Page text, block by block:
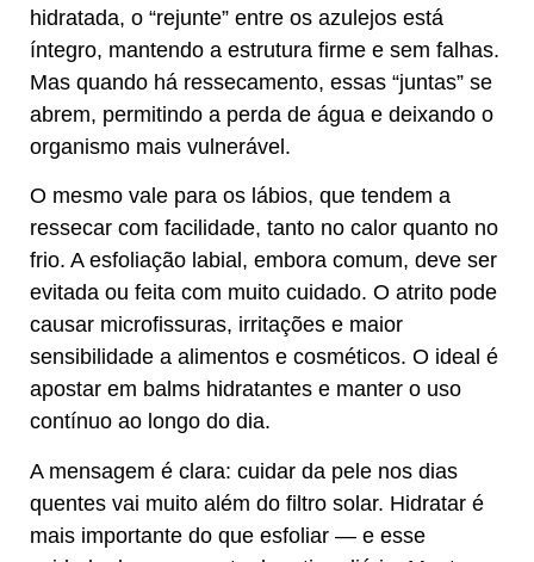
hidratada, o “rejunte” entre os azulejos está
íntegro, mantendo a estrutura firme e sem falhas.
Mas quando há ressecamento, essas “juntas” se
abrem, permitindo a perda de água e deixando o
organismo mais vulnerável.
O mesmo vale para os lábios, que tendem a
ressecar com facilidade, tanto no calor quanto no
frio. A esfoliação labial, embora comum, deve ser
evitada ou feita com muito cuidado. O atrito pode
causar microfissuras, irritações e maior
sensibilidade a alimentos e cosméticos. O ideal é
apostar em balms hidratantes e manter o uso
contínuo ao longo do dia.
A mensagem é clara: cuidar da pele nos dias
quentes vai muito além do filtro solar. Hidratar é
mais importante do que esfoliar — e esse